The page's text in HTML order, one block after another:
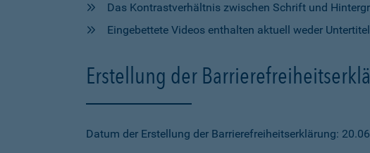
Das Kontrastverhältnis zwischen Schrift und
Eingebettete Videos enthalten aktuell weder
Erstellung der
Datum der Erstellung der Barrierefreiheitserklärung: